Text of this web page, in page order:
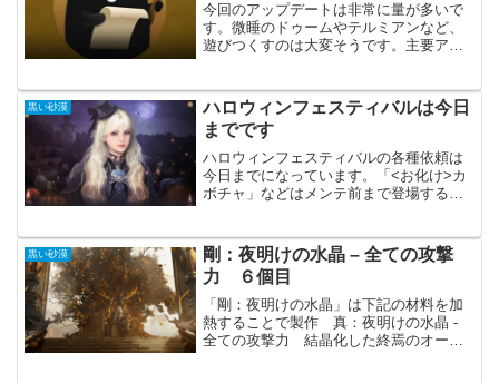
今回のアップデートは非常に量が多いで
す。微睡のドゥームやテルミアンなど、
遊びつくすのは大変そうです。主要アッ
追加微睡みの幻想馬「夢想」 - 成功確率
上昇システム微睡みの...
黒い砂漠
ハロウィンフェスティバルは今日
までです
ハロウィンフェスティバルの各種依頼は
今日までになっています。「<お化け>カ
ボチャ」などはメンテ前まで登場するよ
ント会場的な物やボス的な物が無かった
からでしょうか？今から...
黒い砂漠
剛：夜明けの水晶 – 全ての攻撃
力 ６個目
「剛：夜明けの水晶」は下記の材料を加
熱することで製作 真：夜明けの水晶 -
全ての攻撃力 結晶化した終焉のオーラ